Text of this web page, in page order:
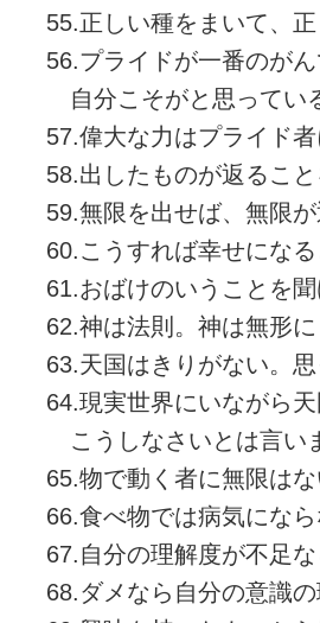
55.正しい種をまいて、
56.プライドが一番のがん
自分こそがと思ってい
57.偉大な力はプライド者
58.出したものが返ること
59.無限を出せば、無限が
60.こうすれば幸せにな
61.おばけのいうことを聞
62.神は法則。神は無形に
63.天国はきりがない。
64.現実世界にいながら
こうしなさいとは言い
65.物で動く者に無限はな
66.食べ物では病気にな
67.自分の理解度が不足な
68.ダメなら自分の意識の